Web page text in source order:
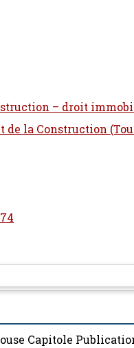
– droit
la Construction
Capitole